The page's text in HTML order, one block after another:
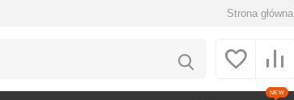
Strona główna
NEW